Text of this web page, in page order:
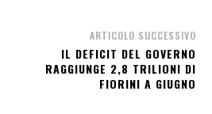
ARTICOLO SUCCESSIVO
IL DEFICIT DEL GOVERNO
RAGGIUNGE 2,8 TRILIONI DI
FIORINI A GIUGNO